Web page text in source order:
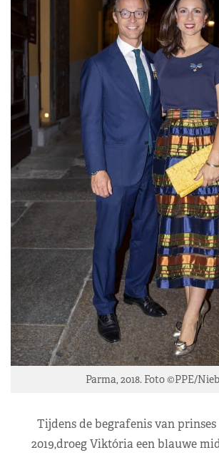
Parma, 2018. Foto ©PPE/
Tijdens de begrafenis van
2019,droeg Viktória een blauwe